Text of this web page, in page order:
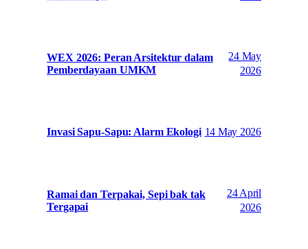
WEX 2026: Peran Arsitektur dalam
Pemberdayaan UMKM
24 May
2026
Invasi Sapu-Sapu: Alarm Ekologi 14 May 2026
Ramai dan Terpakai, Sepi bak tak
Tergapai
24 April
2026